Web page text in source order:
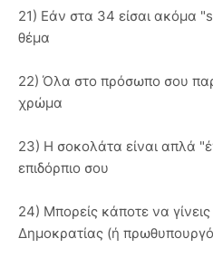
21) Εάν στα 34 είσαι ακόμα
θέμα
22) Όλα στο πρόσωπο σου
χρώμα
23) Η σοκολάτα είναι απλά
επιδόρπιο σου
24) Μπορείς κάποτε να
Δημοκρατίας (ή